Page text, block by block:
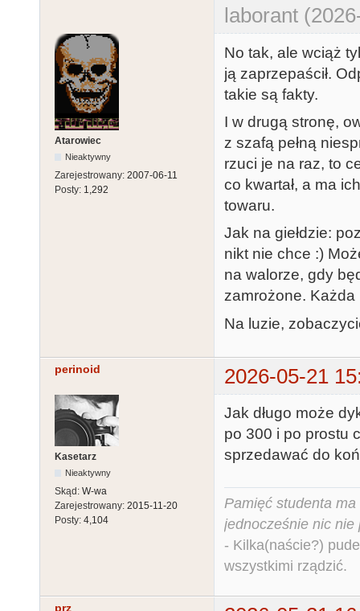
laborant
Atarowiec
Nieaktywny
Zarejestrowany: 2007-06-11
Posty: 1,292
No tak, ale wciąż
ją zaprzepaścił.
takie są fakty.
I w drugą stronę,
z szafą pełną
rzuci je na raz, to
co kwartał, a ma
towaru.
Jak na giełdzie:
nikt nie chce :)
na walorze, gdy
zamrożone. Każda
Na luzie,
perinoid 2026-05-21
Kasetarz
Nieaktywny
Skąd: W-wa
Zarejestrowany: 2015-11-20
Posty: 4,104
Jak długo może
po 300 i po prostu
sprzedawać do
Pamięć studenta
jednocześnie nic nie
- Kilka(naście?)
wszystkimi rządzić.
prz